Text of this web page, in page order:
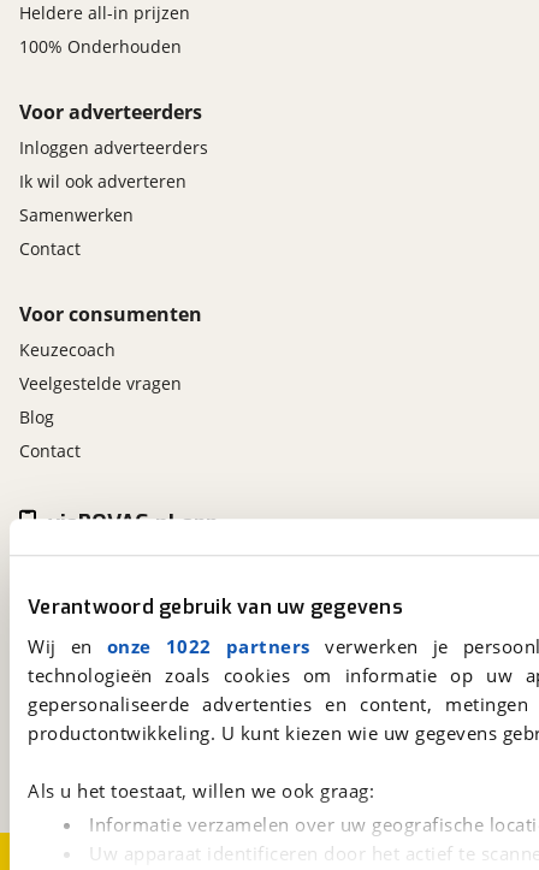
Verantwoord gebruik van uw gegevens
Wij en onze 1022 partners verwerken je
technologieën zoals cookies om informatie op
gepersonaliseerde advertenties en content,
productontwikkeling. U kunt kiezen wie uw gegevens
Als u het toestaat, willen we ook graag:
Informatie verzamelen over uw geografische
Uw apparaat identificeren door het actief te
Heldere all-in prijzen
100% Onderhouden
Voor adverteerders
Inloggen adverteerders
Ik wil ook adverteren
Samenwerken
Contact
Voor consumenten
Keuzecoach
Veelgestelde vragen
Blog
Contact
viaBOVAG.nl
Kosterijland
15
3981 AJBunnik
viaBOVAG.nl app
Altijd het meest recente aanbod bij de hand.
Over viaBOVAG.nlDisclaimer- en Privacyverklaring